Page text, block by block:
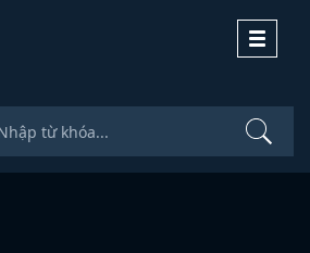
Toggle